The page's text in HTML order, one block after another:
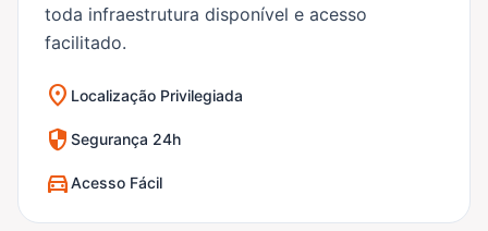
toda infraestrutura disponível e acesso
facilitado.
location_on Localização Privilegiada
security Segurança 24h
directions_carAcesso Fácil